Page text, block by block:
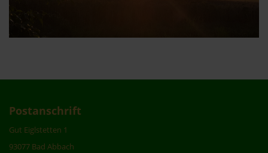
Postanschrift
Gut Eiglstetten 1
93077 Bad Abbach